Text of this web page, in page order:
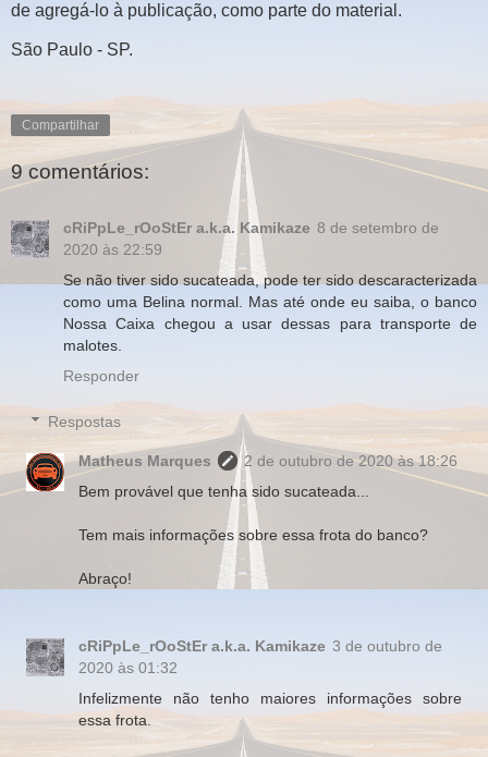
de agregá-lo à publicação, como parte do material.
São Paulo - SP.
Compartilhar
9 comentários:
cRiPpLe_rOoStEr a.k.a. Kamikaze 8 de setembro de
2020 às 22:59
Se não tiver sido sucateada, pode ter sido descaracterizada
como uma Belina normal. Mas até onde eu saiba, o banco
Nossa Caixa chegou a usar dessas para transporte de
malotes.
Responder
Respostas
Matheus Marques
2 de outubro de 2020 às 18:26
Bem provável que tenha sido sucateada...
Tem mais informações sobre essa frota do banco?
Abraço!
cRiPpLe_rOoStEr a.k.a. Kamikaze 3 de outubro de
2020 às 01:32
Infelizmente não tenho maiores informações sobre
essa frota.